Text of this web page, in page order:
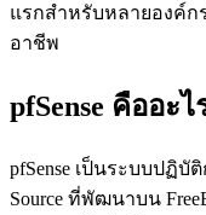
แรกสำหรับหลายองค์ก
อาชีพ
pfSense คืออะไ
pfSense เป็นระบบปฏิบั
Source ที่พัฒนาบน